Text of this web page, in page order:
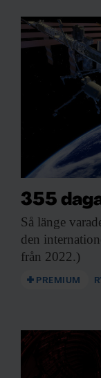
355
Så länge
den
från 2022.)
PREMIUM